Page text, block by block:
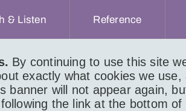
By continuing to use this site
exactly what cookies we
banner will not appear again,
the link at the bottom of
& Listen Reference